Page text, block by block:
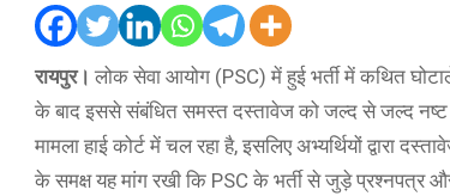
रायपुर। लोक सेवा आयोग (PSC) में हुई भर्ती में कथित
के बाद इससे संबंधित समस्त दस्तावेज को जल्द से जल्द नष्ट
मामला हाई कोर्ट में चल रहा है, इसलिए अभ्यर्थियों द्वारा
के समक्ष यह मांग रखी कि PSC के भर्ती से जुड़े प्रश्नपत्र